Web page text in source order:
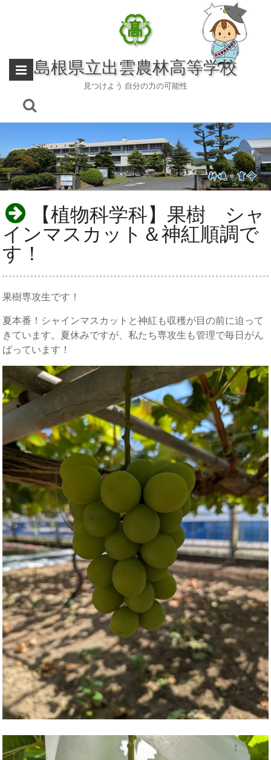
島根県立出雲農林高等学校
見つけよう 自分の力の可能性
【植物科学科】果樹 シャ
インマスカット＆神紅順調で
す！
果樹専攻生です！
夏本番！シャインマスカットと神紅も収穫が目の前に迫って
きています。夏休みですが、私たち専攻生も管理で毎日がん
ばっています！